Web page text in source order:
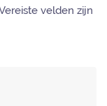
velden zijn